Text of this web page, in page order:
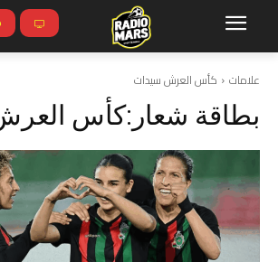
علامات كأس العرش سيدات
بطاقة شعار:كأس